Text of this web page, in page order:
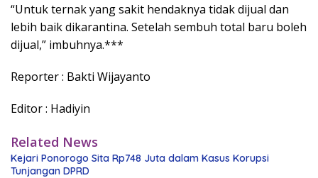
“Untuk ternak yang sakit hendaknya tidak dijual dan
lebih baik dikarantina. Setelah sembuh total baru boleh
dijual,” imbuhnya.***
Reporter : Bakti Wijayanto
Editor : Hadiyin
Related News
Kejari Ponorogo Sita Rp748 Juta dalam Kasus Korupsi
Tunjangan DPRD